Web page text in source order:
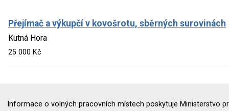
Přejímač a výkupčí v kovošrotu, sběrných surovinách
Kutná Hora
25 000 Kč
Informace o volných pracovních místech poskytuje Ministerstvo